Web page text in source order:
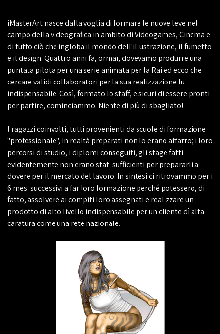
iMasterArt nasce dalla voglia di formare le nuove leve nel
campo della videografica in ambito di Videogames, Cinema e
di tutto ciò che ingloba il mondo dell'illustrazione, il fumetto
e il design. Quattro anni fa, ormai, dovevamo produrre una
puntata pilota per una serie animata per la Rai ed ecco che
cercare validi collaboratori per la sua realizzazione fu
indispensabile. Così, formato lo staff, e sicuri di essere pronti
per partire, cominciammo. Niente di più di sbagliato!
l ragazzi coinvolti, tutti provenienti da scuole di formazione
"professionale", in realtà preparati non lo erano affatto; i loro
percorsi di studio, i diplomi conseguiti, gli stage fatti
evidentemente non erano stati sufficienti per prepararli a
dovere per il mercato del lavoro. In sintesi ci ritrovammo per i
6 mesi successivi a far loro formazione perché potessero, di
fatto, assolvere ai compiti loro assegnati e realizzare un
prodotto di alto livello indispensabile per un cliente dì alta
caratura come una rete nazionale.